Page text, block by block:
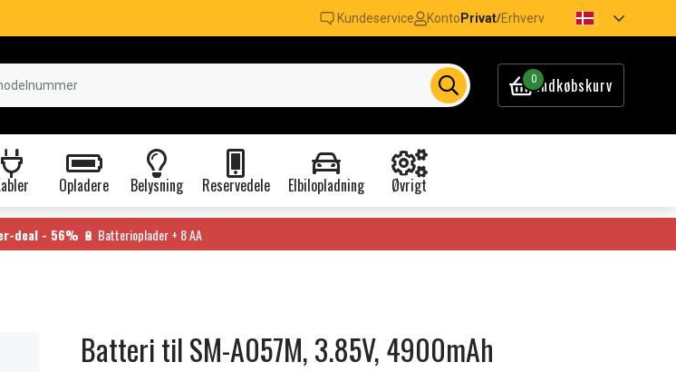
Kundeservice Konto Privat/Erhverv
0Indkøbskurv
Opladere Belysning Reservedele Elbilopladning Øvrigt
deal - 56% 🔋 Batterioplader + 8 AA
Batteri til SM-A057M, 3.85V, 4900mAh